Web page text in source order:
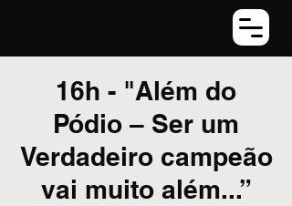
16h - "Além do
Pódio – Ser um
Verdadeiro campeão
vai muito além...”